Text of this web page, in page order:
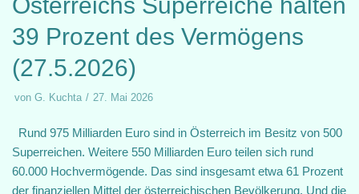
39 Prozent des Vermögens
(27.5.2026)
von G. Kuchta 27. Mai 2026
Rund 975 Milliarden Euro sind in Österreich im Besitz von 500
Superreichen. Weitere 550 Milliarden Euro teilen sich rund
60.000 Hochvermögende. Das sind insgesamt etwa 61 Prozent
der finanziellen Mittel der österreichischen Bevölkerung. Und die